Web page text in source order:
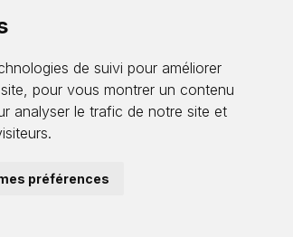
de suivi pour améliorer
pour vous montrer un contenu
analyser le trafic de notre site et
préférences